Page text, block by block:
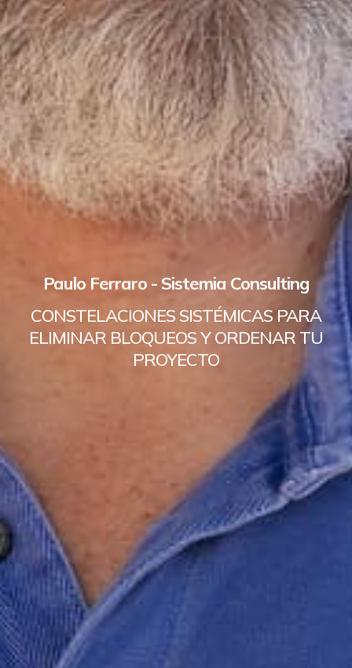
Paulo Ferraro - Sistemia Consulting
CONSTELACIONES SISTÉMICAS PARA
ELIMINAR BLOQUEOS Y ORDENAR TU
PROYECTO